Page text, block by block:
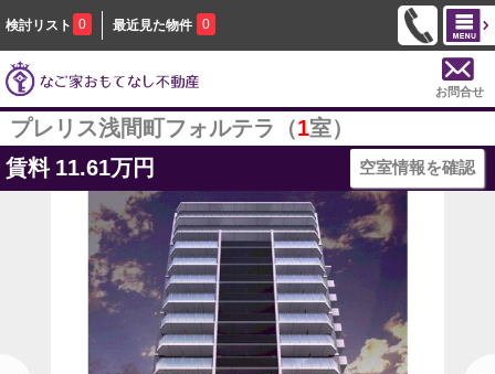
検討リスト 0 最近見た物件 0
お問合せ
プレリス浅間町フォルテラ（1室）
賃料 11.61万円 空室情報を確認